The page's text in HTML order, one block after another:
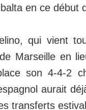
en ce début
qui vient
Marseille en
son 4-4-2
aurait
transferts